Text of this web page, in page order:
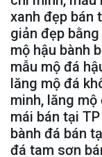
xanh đẹp bán
giản đẹp
mộ hậu bành
mẫu mộ đá
lăng mộ đá
minh, lăng
mái bán tại
bành đá bán
đá tam sơn